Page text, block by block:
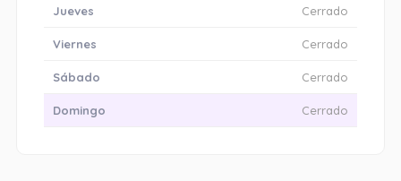
Jueves Cerrado
Viernes Cerrado
Sábado Cerrado
Domingo Cerrado